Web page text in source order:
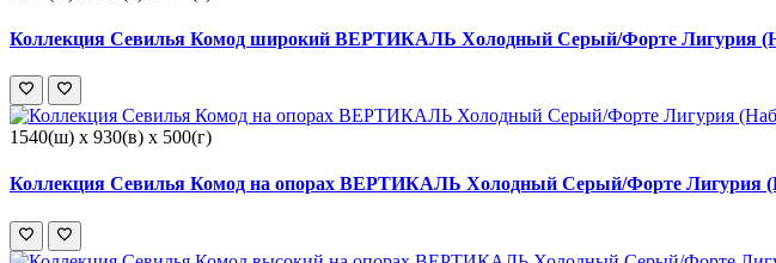
Коллекция Севилья Комод широкий ВЕРТИКАЛЬ Холодный Серый/Форте Лигурия
1540(ш) x 930(в) x 500(г)
Коллекция Севилья Комод на опорах ВЕРТИКАЛЬ Холодный Серый/Форте Лигурия